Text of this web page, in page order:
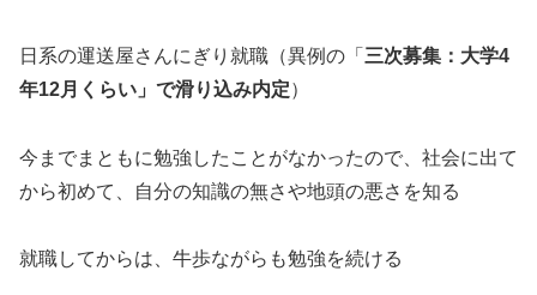
日系の運送屋さんにぎり就職（異例の「 三次募集：大学4
年12月くらい」で滑り込み内定）
今までまともに勉強したことがなかったので、社会に出て
から初めて、自分の知識の無さや地頭の悪さを知る
就職してからは、牛歩ながらも勉強を続ける